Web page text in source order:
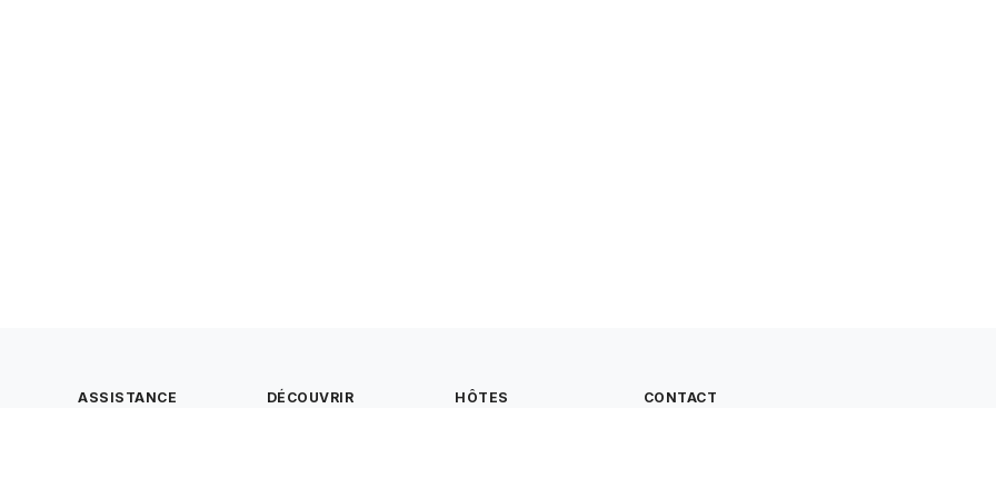
ASSISTANCE DÉCOUVRIR HÔTES CONTACT